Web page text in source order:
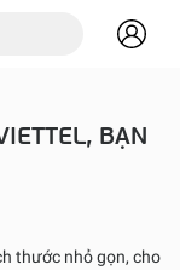
BẠN
thước nhỏ gọn, cho